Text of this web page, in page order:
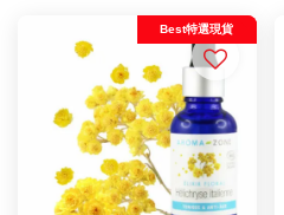
Best特選現貨